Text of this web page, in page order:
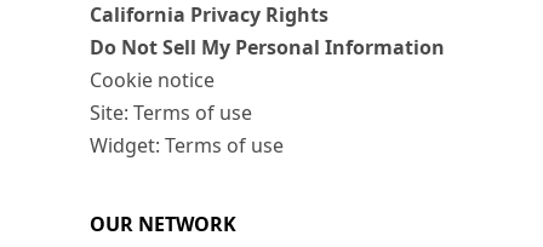
California Privacy Rights
Do Not Sell My Personal Information
Cookie notice
Site: Terms of use
Widget: Terms of use
OUR NETWORK